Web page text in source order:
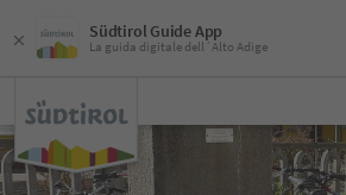
Südtirol Guide App
La guida digitale dell´Alto Adige